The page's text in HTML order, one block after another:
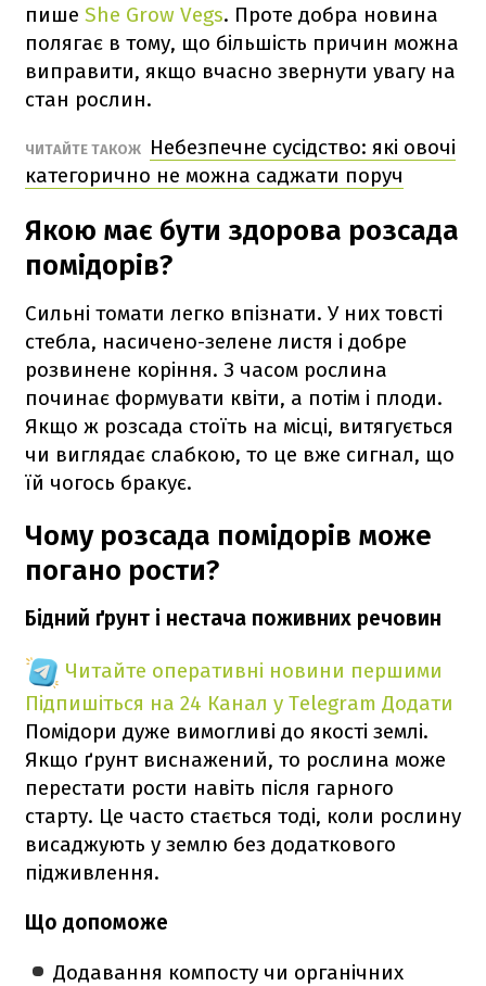
пише She Grow Vegs. Проте добра новина
полягає в тому, що більшість причин можна
виправити, якщо вчасно звернути увагу на
стан рослин.
ЧИТАЙТЕ ТАКОЖ
Небезпечне сусідство: які овочі
категорично не можна саджати поруч
Якою має бути здорова розсада
помідорів?
Сильні томати легко впізнати. У них товсті
стебла, насичено-зелене листя і добре
розвинене коріння. З часом рослина
починає формувати квіти, а потім і плоди.
Якщо ж розсада стоїть на місці, витягується
чи виглядає слабкою, то це вже сигнал, що
їй чогось бракує.
Чому розсада помідорів може
погано рости?
Бідний ґрунт і нестача поживних речовин
Читайте оперативні новини першими
Підпишіться на 24 Канал у Telegram Додати
Помідори дуже вимогливі до якості землі.
Якщо ґрунт виснажений, то рослина може
перестати рости навіть після гарного
старту. Це часто стається тоді, коли рослину
висаджують у землю без додаткового
підживлення.
Що допоможе
Додавання компосту чи органічних